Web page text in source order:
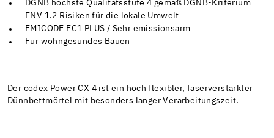
DGNB höchste Qualitätsstufe 4 gemäß DGNB-Kriterium
ENV 1.2 Risiken für die lokale Umwelt
EMICODE EC1 PLUS / Sehr emissionsarm
Für wohngesundes Bauen
Der codex Power CX 4 ist ein hoch flexibler, faserverstärkter
Dünnbettmörtel mit besonders langer Verarbeitungszeit.